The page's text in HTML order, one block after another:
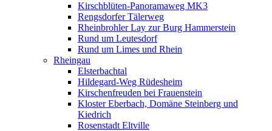
Kirschblüten-Panoramaweg MK3
Rengsdorfer Tälerweg
Rheinbrohler Lay zur Burg Hammerstein
Rund um Leutesdorf
Rund um Limes und Rhein
Rheingau
Elsterbachtal
Hildegard-Weg Rüdesheim
Kirschenfreuden bei Frauenstein
Kloster Eberbach, Domäne Steinberg und
Kiedrich
Rosenstadt Eltville